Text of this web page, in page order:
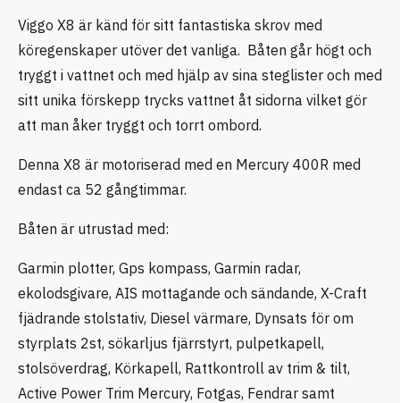
Viggo X8 är känd för sitt fantastiska skrov med
köregenskaper utöver det vanliga. Båten går högt och
tryggt i vattnet och med hjälp av sina steglister och med
sitt unika förskepp trycks vattnet åt sidorna vilket gör
att man åker tryggt och torrt ombord.
Denna X8 är motoriserad med en Mercury 400R med
endast ca 52 gångtimmar.
Båten är utrustad med:
Garmin plotter, Gps kompass, Garmin radar,
ekolodsgivare, AIS mottagande och sändande, X-Craft
fjädrande stolstativ, Diesel värmare, Dynsats för om
styrplats 2st, sökarljus fjärrstyrt, pulpetkapell,
stolsöverdrag, Körkapell, Rattkontroll av trim & tilt,
Active Power Trim Mercury, Fotgas, Fendrar samt